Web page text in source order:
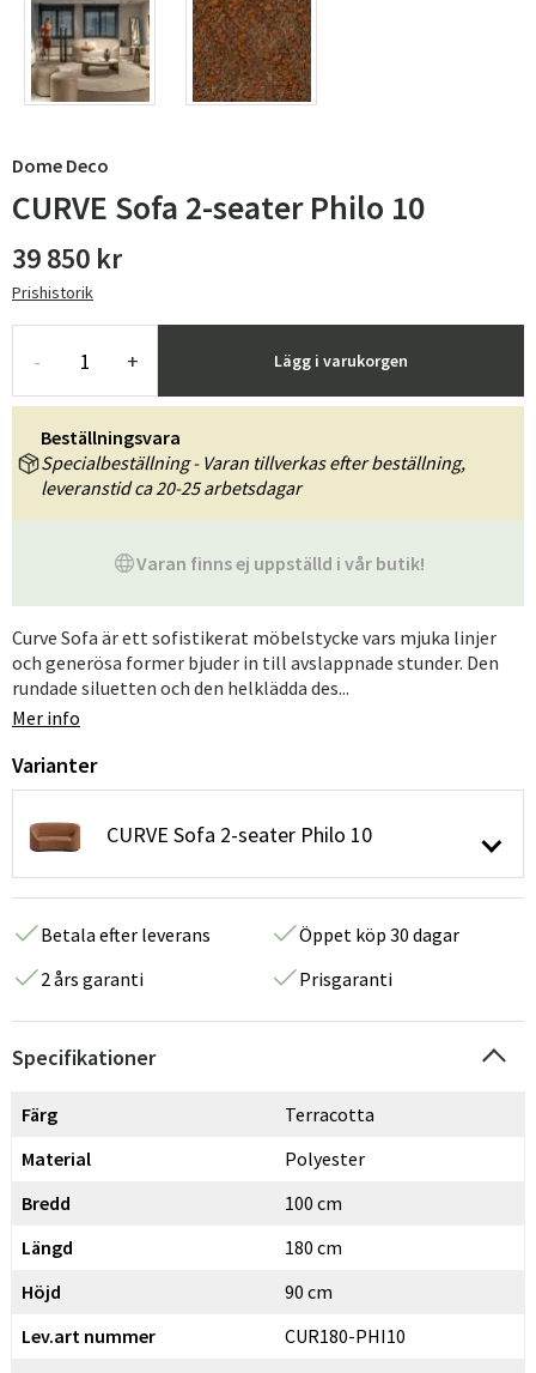
Dome Deco
CURVE Sofa 2-seater Philo 10
39 850 kr
Prishistorik
- + Lägg i varukorgen
Varan finns ej uppställd i vår butik!
Beställningsvara
Specialbeställning - Varan tillverkas efter beställning,
leveranstid ca 20-25 arbetsdagar
Curve Sofa är ett sofistikerat möbelstycke vars mjuka linjer
och generösa former bjuder in till avslappnade stunder. Den
rundade siluetten och den helklädda des...
Mer info
Varianter
CURVE Sofa 2-seater Philo 10
Betala efter leverans
Öppet köp 30 dagar
2 års garanti
Prisgaranti
Specifikationer
Färg
Terracotta
Material
Polyester
Bredd
100 cm
Längd
180 cm
Höjd
90 cm
Lev.art nummer
CUR180-PHI10